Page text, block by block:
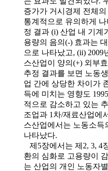
증가가 거시경제 전체
통계적으로 유의하게
정 결과 (i) 산업 내 기계
용량의 음의(-) 효과는
으로 나타났고, (ii) 2009
스산업이 양의(+) 외부
추정 결과를 보면 노동
업 간에 상당한 차이가
득에 미치는 영향도
적으로 감소하고 있는
조업과 1차/재료산업에
스산업에서는 노동소득
나타났다.
제5장에서는 제2, 3, 4
환의 심화로 고용량이
는 산업의 개인 노동자